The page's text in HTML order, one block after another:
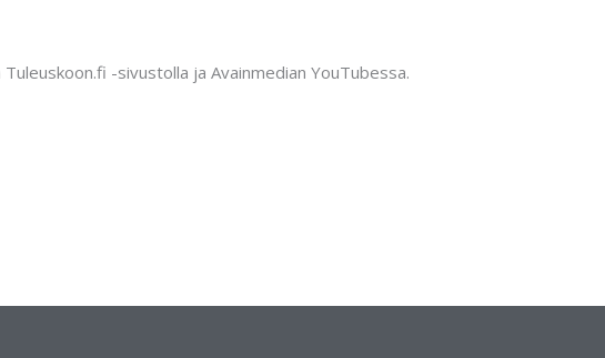
-sivustolla ja Avainmedian YouTubessa.